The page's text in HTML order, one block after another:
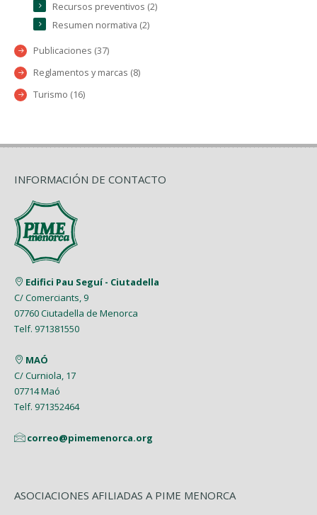
Recursos preventivos (2)
Resumen normativa (2)
Publicaciones (37)
Reglamentos y marcas (8)
Turismo (16)
INFORMACIÓN DE CONTACTO
Edifici Pau Seguí - Ciutadella
C/ Comerciants, 9
07760 Ciutadella de Menorca
Telf. 971381550
MAÓ
C/ Curniola, 17
07714 Maó
Telf. 971352464
correo@pimemenorca.org
ASOCIACIONES AFILIADAS A PIME MENORCA